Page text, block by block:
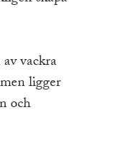
vackra
ligger
och